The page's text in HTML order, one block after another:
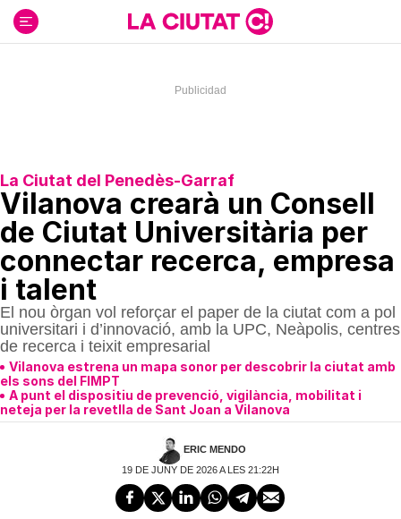
contenido
La Ciutat del Penedès-Garraf
Vilanova crearà un Consell
de Ciutat Universitària per
connectar recerca, empresa
i talent
El nou òrgan vol reforçar el paper de la ciutat com a pol
universitari i d’innovació, amb la UPC, Neàpolis, centres
de recerca i teixit empresarial
Vilanova estrena un mapa sonor per descobrir la ciutat amb
els sons del FIMPT
A punt el dispositiu de prevenció, vigilància, mobilitat i
neteja per la revetlla de Sant Joan a Vilanova
ERIC MENDO
19 DE JUNY DE 2026 A LES 21:22H